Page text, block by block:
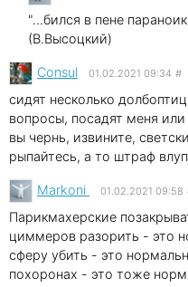
"...бился в пене
(В.Высоцкий)
Consul 01.02.2021 09:34 #
сидят несколько
вопросы, посадят меня или
вы чернь, извините,
рыпайтесь, а то штраф
Markoni 01.02.2021 09:58
Парикмахерские
циммеров разорить - это
сферу убить - это
похоронах - это тоже